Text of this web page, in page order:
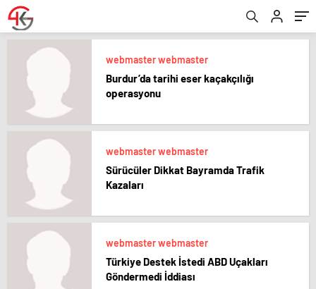
webmaster webmaster
Burdur’da tarihi eser kaçakçılığı
operasyonu
webmaster webmaster
Sürücüler Dikkat Bayramda Trafik
Kazaları
webmaster webmaster
Türkiye Destek İstedi ABD Uçakları
Göndermedi İddiası